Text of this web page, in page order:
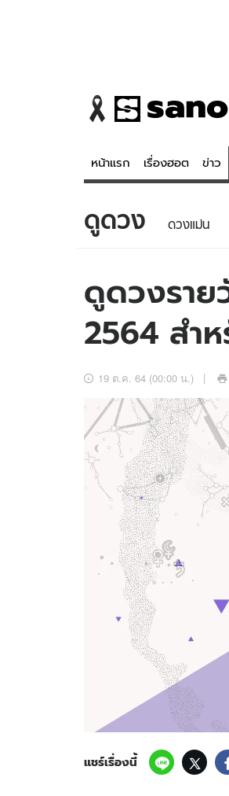
หน้าแรก เรื่องฮอต ข่าว
ข่าว
ข่าวบันเทิง
ข่าวกีฬา
ข่าวเศรษฐกิจ
อัปเดตจีน
เช็กข่าวชัวร์
ดาวน์โหลดสนุกแอปฟรี
สงวนลิขสิทธิ์ ©2569 บริษัท อิมเมจ ฟิ
ดูดวง ดวงแม่น
ดูดวงราย
2564 สำห
19 ต.ค. 64 (00:00 น.)
แชร์เรื่องนี้